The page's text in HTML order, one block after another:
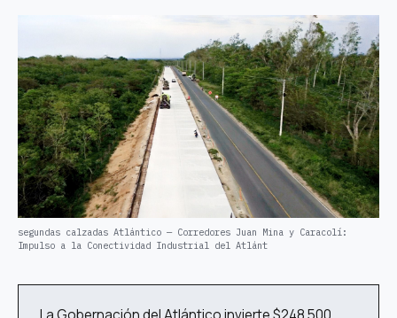
segundas calzadas Atlántico — Corredores Juan Mina y Caracolí:
Impulso a la Conectividad Industrial del Atlánt